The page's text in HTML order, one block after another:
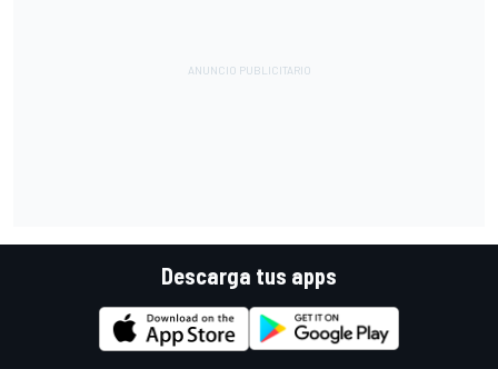
Descarga tus apps